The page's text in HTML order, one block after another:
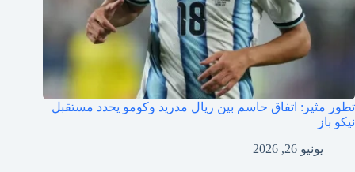
تطور مثير: اتفاق حاسم بين ريال مدريد وكومو يحدد مستقبل
نيكو باز
يونيو 26, 2026